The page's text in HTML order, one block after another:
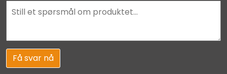
Få svar nå